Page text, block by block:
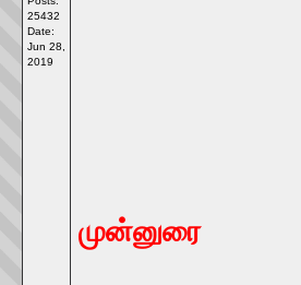
25432
Date:
Jun 28,
2019
முன்னுரை